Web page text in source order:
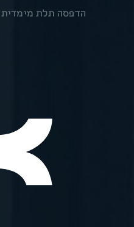
הדפסה תלת מימדית